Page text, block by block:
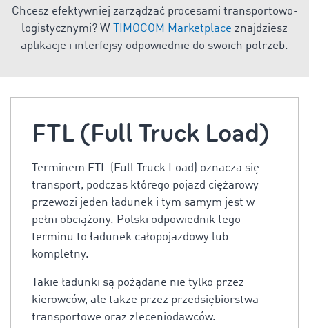
Chcesz efektywniej zarządzać procesami transportowo-
logistycznymi? W
TIMOCOM Marketplace znajdziesz
aplikacje i interfejsy odpowiednie do swoich potrzeb.
FTL (Full Truck Load)
Terminem FTL (Full Truck Load) oznacza się
transport, podczas którego pojazd ciężarowy
przewozi jeden ładunek i tym samym jest w
pełni obciążony. Polski odpowiednik tego
terminu to ładunek całopojazdowy lub
kompletny.
Takie ładunki są pożądane nie tylko przez
kierowców, ale także przez przedsiębiorstwa
transportowe oraz zleceniodawców.